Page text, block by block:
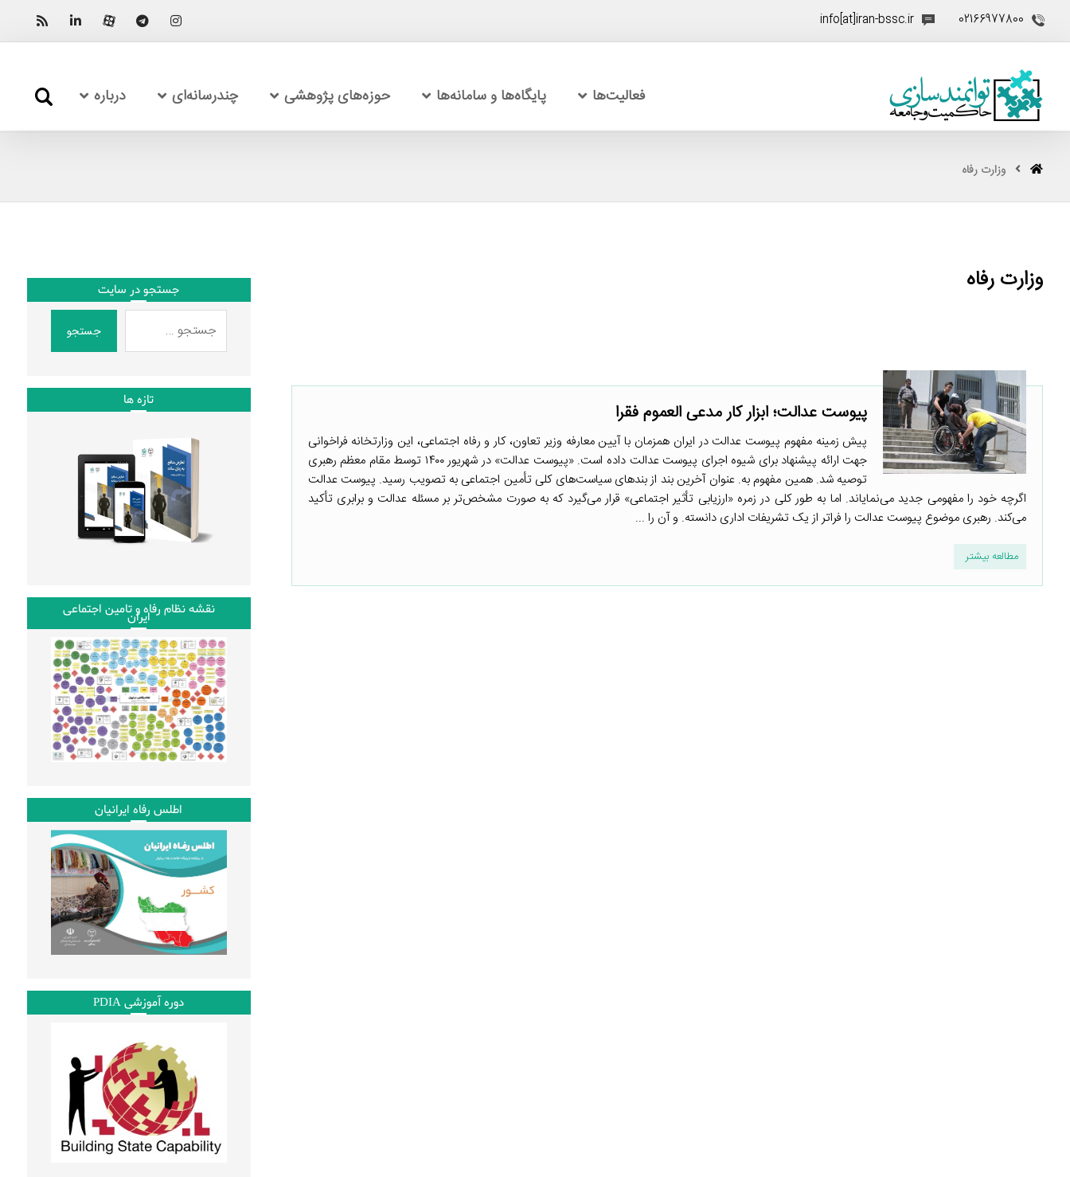
02166977800
info[at]iran-bssc.ir
فعالیت‌ها پایگاه‌ها و سامانه‌ها حوزه‌های پژوهشی چندرسانه‌ای درباره
وزارت رفاه
وزارت رفاه
پیوست عدالت؛ ابزار کار مدعی العموم فقرا
پیش زمینه مفهوم پیوست عدالت در ایران همزمان با آیین معارفه وزیر تعاون، کار و رفاه اجتماعی، این وزارتخانه فراخوانی
جهت ارائه پیشنهاد برای شیوه اجرای پیوست عدالت داده است. «پیوست عدالت» در شهریور ۱۴۰۰ توسط مقام معظم رهبری
توصیه شد. همین مفهوم به. عنوان آخرین بند از بندهای سیاست‌های کلی تأمین اجتماعی به تصویب رسید. پیوست عدالت
اگرچه خود را مفهومی جدید می‌نمایاند. اما به طور کلی در زمره «ارزیابی تأثیر اجتماعی» قرار می‌گیرد که به صورت مشخص‌تر بر مسئله عدالت و برابری تأکید
می‌کند. رهبری موضوع پیوست عدالت را فراتر از یک تشریفات اداری دانسته. و آن را ...
مطالعه بیشتر
جستجو در سایت
جستجو
تازه ها
نقشه نظام رفاه و تامین اجتماعی
ایران
اطلس رفاه ایرانیان
دوره آموزشی PDIA